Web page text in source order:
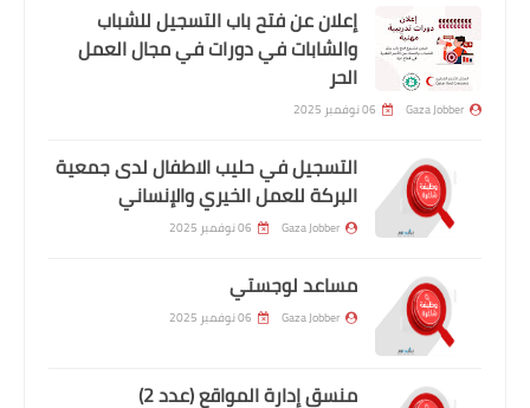
إعلان عن فتح باب التسجيل للشباب
والشابات في دورات في مجال العمل
الحر
Gaza Jobber 06 نوفمبر 2025
التسجيل في حليب الاطفال لدى جمعية
البركة للعمل الخيري والإنساني
Gaza Jobber 06 نوفمبر 2025
مساعد لوجستي
Gaza Jobber 06 نوفمبر 2025
منسق إدارة المواقع (عدد 2)